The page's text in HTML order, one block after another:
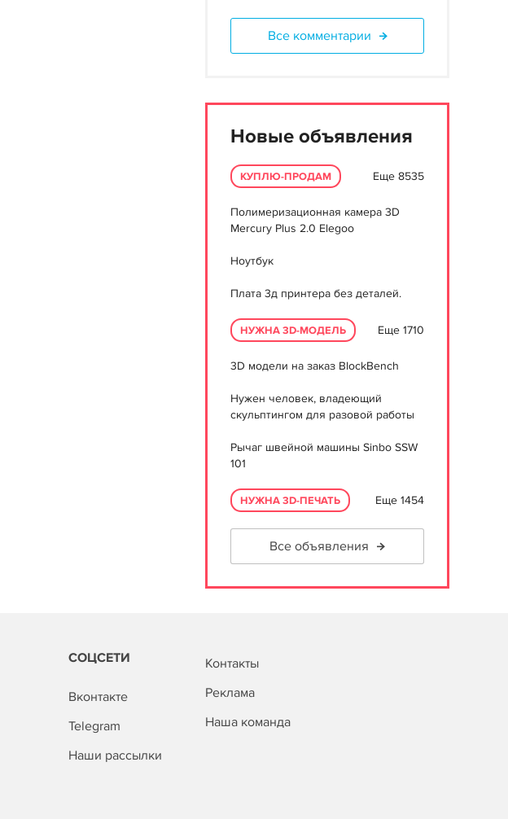
Все комментарии
Новые объявления
КУПЛЮ-ПРОДАМ Еще 8535
Полимеризационная камера 3D
Mercury Plus 2.0 Elegoo
Ноутбук
Плата 3д принтера без деталей.
НУЖНА 3D-МОДЕЛЬ Еще 1710
3D модели на заказ BlockBench
Нужен человек, владеющий
скульптингом для разовой работы
Рычаг швейной машины Sinbo SSW
101
НУЖНА 3D-ПЕЧАТЬ Еще 1454
Все объявления
СОЦСЕТИ
Вконтакте
Telegram
Наши рассылки
Контакты
Реклама
Наша команда